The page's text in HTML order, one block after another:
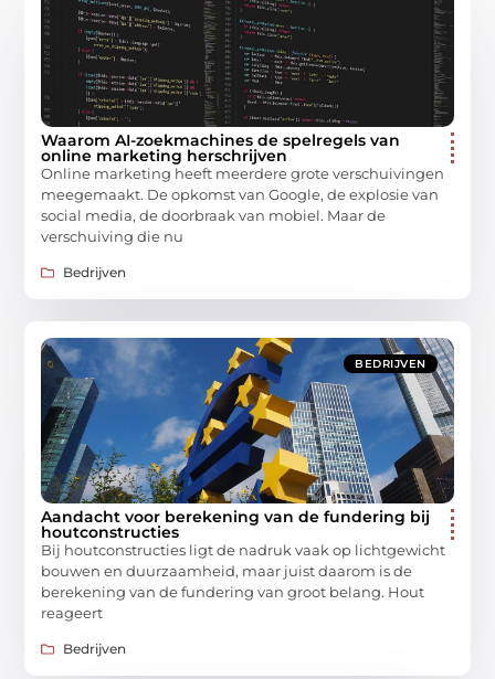
Waarom AI-zoekmachines de spelregels van
online marketing herschrijven
Online marketing heeft meerdere grote verschuivingen
meegemaakt. De opkomst van Google, de explosie van
social media, de doorbraak van mobiel. Maar de
verschuiving die nu
Bedrijven
BEDRIJVEN
Aandacht voor berekening van de fundering bij
houtconstructies
Bij houtconstructies ligt de nadruk vaak op lichtgewicht
bouwen en duurzaamheid, maar juist daarom is de
berekening van de fundering van groot belang. Hout
reageert
Bedrijven